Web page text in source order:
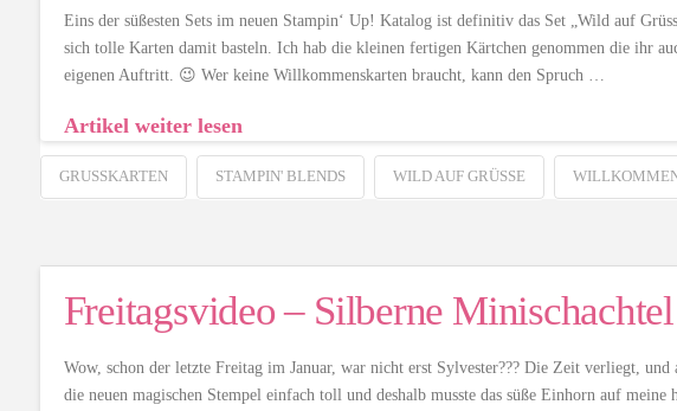
Eins der süßesten Sets im neuen Stampin‘ Up! Katalog ist definitiv das Set „Wild auf
sich tolle Karten damit basteln. Ich hab die kleinen fertigen Kärtchen genommen die ihr
eigenen Auftritt. 😉 Wer keine Willkommenskarten braucht, kann den Spruch …
Artikel weiter lesen
GRUSSKARTEN STAMPIN' BLENDS WILD AUF GRÜSSE
Freitagsvideo – Silberne Minischachtel
Wow, schon der letzte Freitag im Januar, war nicht erst Sylvester??? Die Zeit verliegt,
die neuen magischen Stempel einfach toll und deshalb musste das süße Einhorn auf